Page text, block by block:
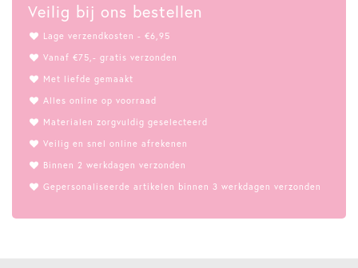
Veilig bij ons bestellen
Lage verzendkosten - €6,95
Vanaf €75,- gratis verzonden
Met liefde gemaakt
Alles online op voorraad
Materialen zorgvuldig geselecteerd
Veilig en snel online afrekenen
Binnen 2 werkdagen verzonden
Gepersonaliseerde artikelen binnen 3 werkdagen verzonden